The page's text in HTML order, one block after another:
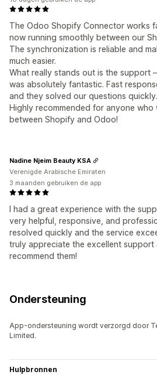
The Odoo Shopify Connector works
now running smoothly between our
The synchronization is reliable and
much easier.
What really stands out is the support
was absolutely fantastic. Fast
and they solved our questions quickly.
Highly recommended for anyone
between Shopify and Odoo!
I had a great experience with the
very helpful, responsive, and
resolved quickly and the service
truly appreciate the excellent support
recommend them!
Nadine Njeim Beauty KSA
Verenigde Arabische Emiraten
3 maanden gebruiken de app
Ondersteuning
App-ondersteuning wordt verzorgd door
Limited.
Hulpbronnen